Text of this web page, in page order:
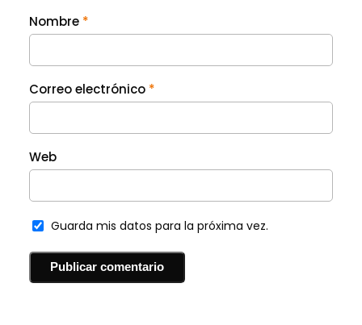
Nombre *
Correo electrónico *
Web
Guarda mis datos para la próxima vez.